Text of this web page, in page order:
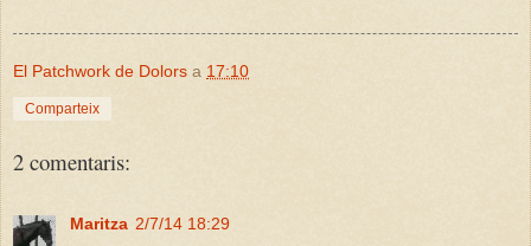
El Patchwork de Dolors a 17:10
Comparteix
2 comentaris:
Maritza 2/7/14 18:29